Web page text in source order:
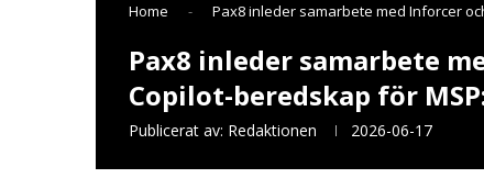
Home - Pax8 inleder samarbete med Inforcer
Pax8 inleder samarbete
Copilot-beredskap för
Publicerat av: Redaktionen 2026-06-17